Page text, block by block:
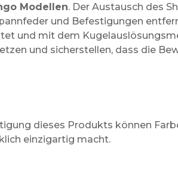
Modellen. Der Austausch des
und Befestigungen
und mit dem
und sicherstellen, dass die
dieses Produkts können
einzigartig macht.